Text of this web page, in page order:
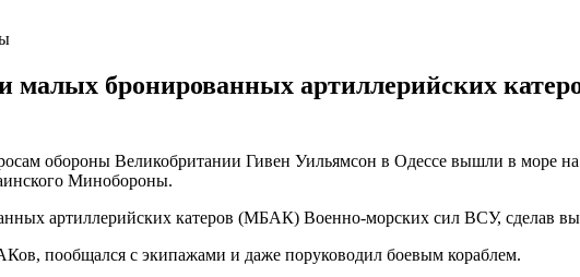
бронированных артиллерийских
обороны Великобритании Гивен Уильямсон в Одессе вышли в море
Минобороны.
артиллерийских катеров (МБАК) Военно-морских сил ВСУ, сделав
пообщался с экипажами и даже поруководил боевым кораблем.